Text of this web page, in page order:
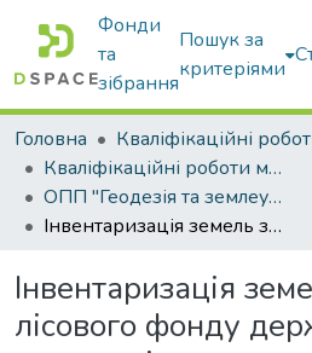
Фонди
та
зібрання
Пошук за
критеріями
Головна
Кваліфікаційні
Кваліфікаційні роботи магістрів
ОПП "Геодезія та землеустрій"
Інвентаризація земель запасу лісового фонду державної власності в межах частини території Обухівського району Київської області
Інвентаризація
лісового фонду